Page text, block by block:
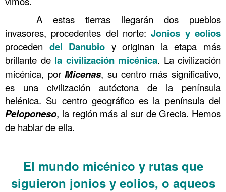
A estas tierras llegarán dos pueblos
invasores, procedentes del norte:Jonios y eolios
proceden del Danubio y originan la etapa más
brillante de la civilización micénica. La civilización
micénica, porMicenas, su centro más significativo,
es una civilización autóctona de la península
helénica. Su centro geográfico es la península del
Peloponeso, la región más al sur de Grecia. Hemos
de hablar de ella.
El mundo micénico y rutas que
siguieron jonios y eolios, o aqueos